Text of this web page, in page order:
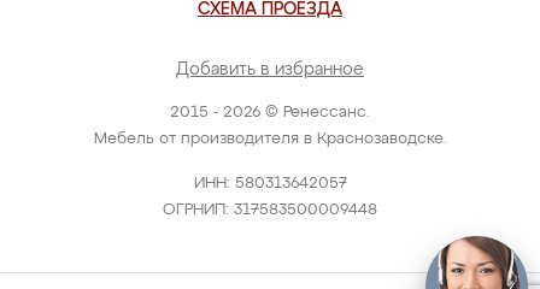
2015 - 2026 © Ренессанс.
Мебель от производителя в Краснозаводске.
ИНН: 580313642057
ОГРНИП: 317583500009448
СХЕМА ПРОЕЗДА
Добавить в избранное